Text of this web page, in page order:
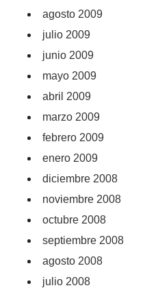
agosto 2009
julio 2009
junio 2009
mayo 2009
abril 2009
marzo 2009
febrero 2009
enero 2009
diciembre 2008
noviembre 2008
octubre 2008
septiembre 2008
agosto 2008
julio 2008